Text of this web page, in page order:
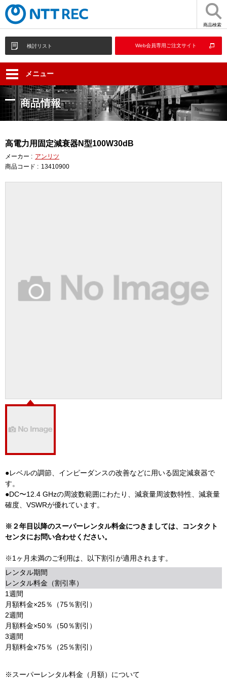
商品検索
検討リスト Web会員専用ご注文サイト
メニュー
商品情報
高電力用固定減衰器N型100W30dB
メーカー : アンリツ
商品コード : 13410900
●レベルの調節、インピーダンスの改善などに用いる固定減衰器で
す。
●DC〜12.4 GHzの周波数範囲にわたり、減衰量周波数特性、減衰量
確度、VSWRが優れています。
※２年目以降のスーパーレンタル料金につきましては、コンタクト
センタにお問い合わせください。
※1ヶ月未満のご利用は、以下割引が適用されます。
レンタル期間
レンタル料金（割引率）
1週間
月額料金×25％（75％割引）
2週間
月額料金×50％（50％割引）
3週間
月額料金×75％（25％割引）
※スーパーレンタル料金（月額）について